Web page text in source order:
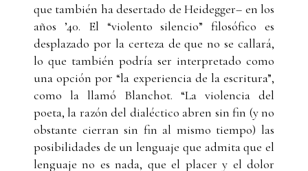
que también ha desertado de Heidegger– en los
años ’40. El “violento silencio” filosófico es
desplazado por la certeza de que no se callará,
lo que también podría ser interpretado como
una opción por “la experiencia de la escritura”,
como la llamó Blanchot. “La violencia del
poeta, la razón del dialéctico abren sin fin (y no
obstante cierran sin fin al mismo tiempo) las
posibilidades de un lenguaje que admita que el
lenguaje no es nada, que el placer y el dolor